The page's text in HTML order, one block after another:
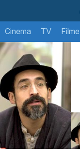
Cinema TV Filme